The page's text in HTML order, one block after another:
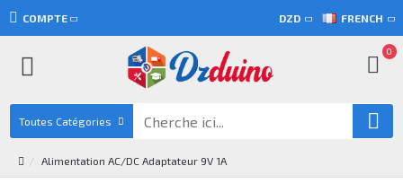
COMPTE DZD FRENCH
0
Toutes Catégories
Alimentation AC/DC Adaptateur 9V 1A